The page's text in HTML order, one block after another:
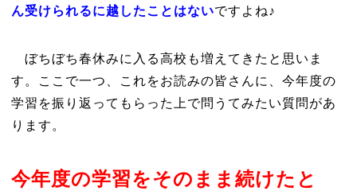
ん受けられるに越したことはないですよね♪
ぼちぼち春休みに入る高校も増えてきたと思いま
す。ここで一つ、これをお読みの皆さんに、今年度の
学習を振り返ってもらった上で問うてみたい質問があ
ります。
今年度の学習をそのまま続けたと